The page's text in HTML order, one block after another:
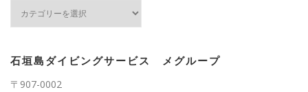
ー
石垣島ダイビングサービス メグループ
〒907-0002